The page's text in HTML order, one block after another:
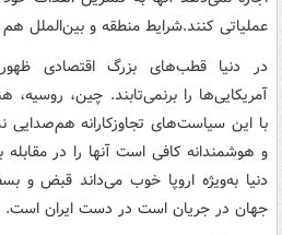
عملیاتی کنند.شرایط منطقه و بین‌الملل
در دنیا قطب‌های بزرگ اقتصادی
آمریکایی‌ها را برنمی‌تابند. چین،
با این سیاست‌های تجاوزکارانه هم‌صدایی
و هوشمندانه کافی است آنها را در
دنیا به‌ویژه اروپا خوب می‌داند قبض و
جهان در جریان است در دست ایران است.